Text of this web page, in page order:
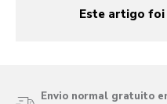
Este artigo
yes
no
Envio normal gratuito